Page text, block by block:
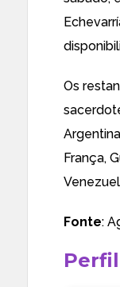
Os
França,
Fonte: